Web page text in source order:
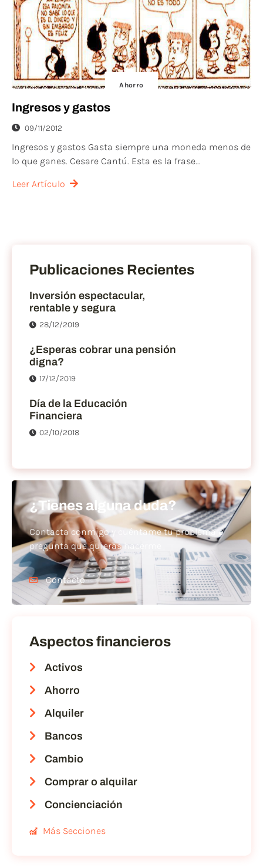
Ahorro
Ingresos y gastos
09/11/2012
Ingresos y gastos Gasta siempre una moneda menos de
lo que ganes. Cesare Cantú. Esta es la frase...
Leer Artículo
Publicaciones Recientes
Inversión espectacular,
rentable y segura
28/12/2019
¿Esperas cobrar una pensión
digna?
17/12/2019
Día de la Educación
Financiera
02/10/2018
¿Tienes alguna duda?
Contacta conmigo y cuéntame tu problema o
pregunta que quieras hacerme
Contacto
Aspectos financieros
Activos
Ahorro
Alquiler
Bancos
Cambio
Comprar o alquilar
Concienciación
Más Secciones